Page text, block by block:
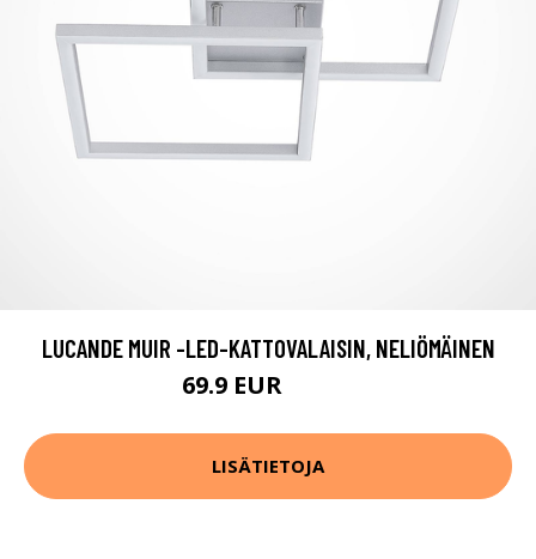
LUCANDE MUIR -LED-KATTOVALAISIN, NELIÖMÄINEN
69.9 EUR
LISÄTIETOJA